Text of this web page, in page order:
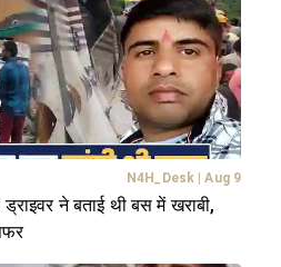
N4H_Desk | Aug 9
ने बताई थी बस में खराबी,